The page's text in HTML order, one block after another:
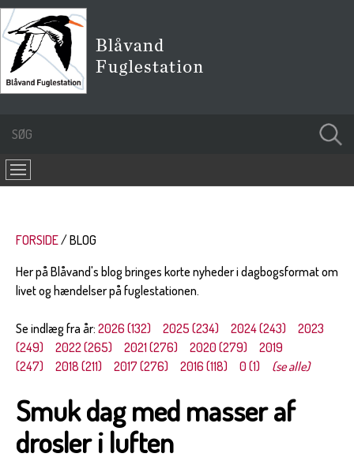
FORSIDE
BLOG
Her på Blåvand's blog bringes korte nyheder i dagbogsformat om
livet og hændelser på fuglestationen.
Se indlæg fra år: 2026 (132) 2025 (234) 2024 (243)
2023
(249)
2022 (265) 2021 (276) 2020 (279)
2019
(247)
2018 (211) 2017 (276) 2016 (118) 0 (1) (se alle)
Smuk dag med masser af
drosler i luften